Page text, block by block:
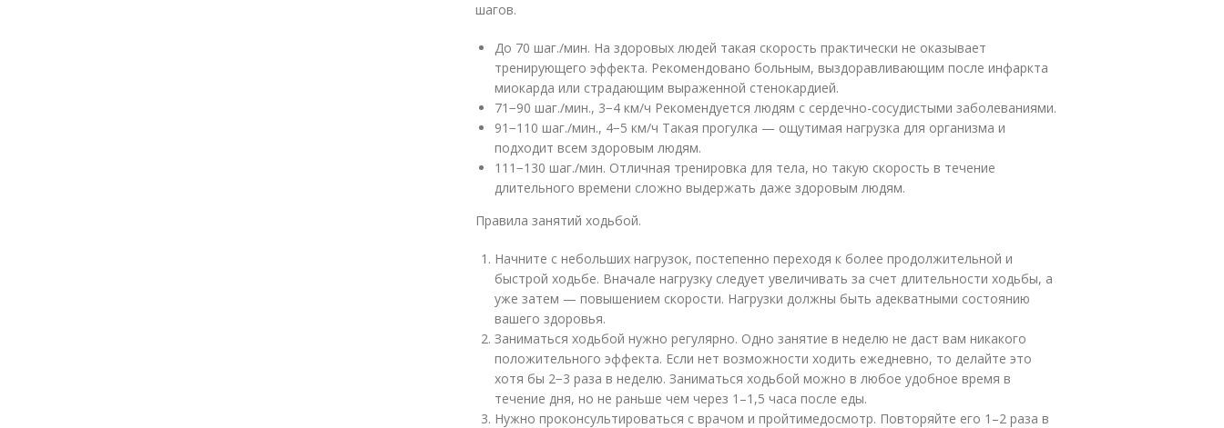
шагов.
До 70 шаг./мин. На здоровых людей такая скорость практически не оказывает
тренирующего эффекта. Рекомендовано больным, выздоравливающим после инфаркта
миокарда или страдающим выраженной стенокардией.
71−90 шаг./мин., 3−4 км/ч Рекомендуется людям с сердечно-сосудистыми заболеваниями.
91−110 шаг./мин., 4−5 км/ч Такая прогулка — ощутимая нагрузка для организма и
подходит всем здоровым людям.
111−130 шаг./мин. Отличная тренировка для тела, но такую скорость в течение
длительного времени сложно выдержать даже здоровым людям.
Правила занятий ходьбой.
Начните с небольших нагрузок, постепенно переходя к более продолжительной и
быстрой ходьбе. Вначале нагрузку следует увеличивать за счет длительности ходьбы, а
уже затем — повышением скорости. Нагрузки должны быть адекватными состоянию
вашего здоровья.
Заниматься ходьбой нужно регулярно. Одно занятие в неделю не даст вам никакого
положительного эффекта. Если нет возможности ходить ежедневно, то делайте это
хотя бы 2−3 раза в неделю. Заниматься ходьбой можно в любое удобное время в
течение дня, но не раньше чем через 1–1,5 часа после еды.
Нужно проконсультироваться с врачом и пройтимедосмотр. Повторяйте его 1–2 раза в